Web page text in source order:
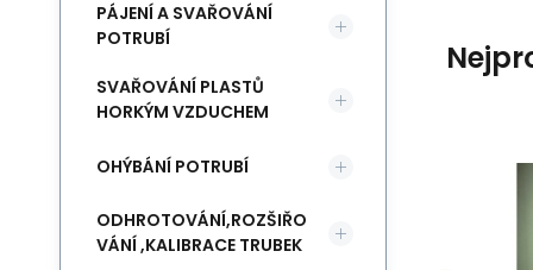
115 - 150 mm
Milwaukee
Kód:4932345628
EAN:4002395313105
DO KOŠÍKU
Oblíbený
Porovnat
Matice brusky M14 115 - 150
mm Milwaukee
PÁJENÍ A SVAŘOVÁNÍ
POTRUBÍ
SVAŘOVÁNÍ PLASTŮ
HORKÝM VZDUCHEM
OHÝBÁNÍ POTRUBÍ
ODHROTOVÁNÍ,ROZŠIŘO
VÁNÍ ,KALIBRACE TRUBEK